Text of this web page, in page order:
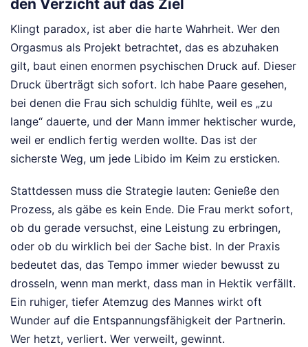
den Verzicht auf das Ziel
Klingt paradox, ist aber die harte Wahrheit. Wer den
Orgasmus als Projekt betrachtet, das es abzuhaken
gilt, baut einen enormen psychischen Druck auf. Dieser
Druck überträgt sich sofort. Ich habe Paare gesehen,
bei denen die Frau sich schuldig fühlte, weil es „zu
lange“ dauerte, und der Mann immer hektischer wurde,
weil er endlich fertig werden wollte. Das ist der
sicherste Weg, um jede Libido im Keim zu ersticken.
Stattdessen muss die Strategie lauten: Genieße den
Prozess, als gäbe es kein Ende. Die Frau merkt sofort,
ob du gerade versuchst, eine Leistung zu erbringen,
oder ob du wirklich bei der Sache bist. In der Praxis
bedeutet das, das Tempo immer wieder bewusst zu
drosseln, wenn man merkt, dass man in Hektik verfällt.
Ein ruhiger, tiefer Atemzug des Mannes wirkt oft
Wunder auf die Entspannungsfähigkeit der Partnerin.
Wer hetzt, verliert. Wer verweilt, gewinnt.